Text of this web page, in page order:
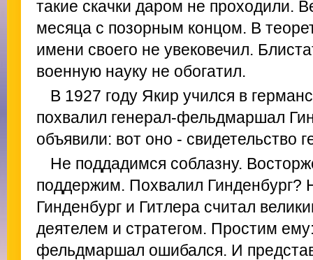
такие скачки даром не проходили.
месяца с позорным концом. В
имени своего не увековечил.
военную науку не обогатил.
В 1927 году Якир учился в
похвалил генерал-фельдмаршал
объявили: вот оно - свидетельство
Не поддадимся соблазну.
поддержим. Похвалил Гинденбург?
Гинденбург и Гитлера считал
деятелем и стратегом. Простим
фельдмаршал ошибался. И